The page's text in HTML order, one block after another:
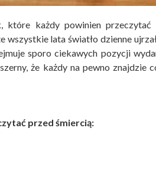
które każdy powinien
wszystkie lata światło dzienne
sporo ciekawych pozycji
że każdy na pewno znajdzie
przed śmiercią: